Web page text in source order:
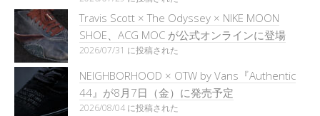
Travis Scott × The Odyssey × NIKE MOON
SHOE、ACG MOC が公式オンラインに登場
2026/07/31 に投稿された
NEIGHBORHOOD × OTW by Vans『Authentic
44』が8月7日（金）に発売予定
2026/08/04 に投稿された